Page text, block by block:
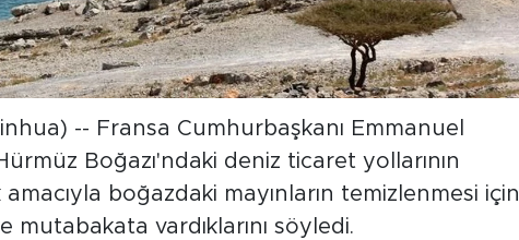
-- Fransa Cumhurbaşkanı Emmanuel
Boğazı'ndaki deniz ticaret yollarının
boğazdaki mayınların temizlenmesi için
mutabakata vardıklarını söyledi.